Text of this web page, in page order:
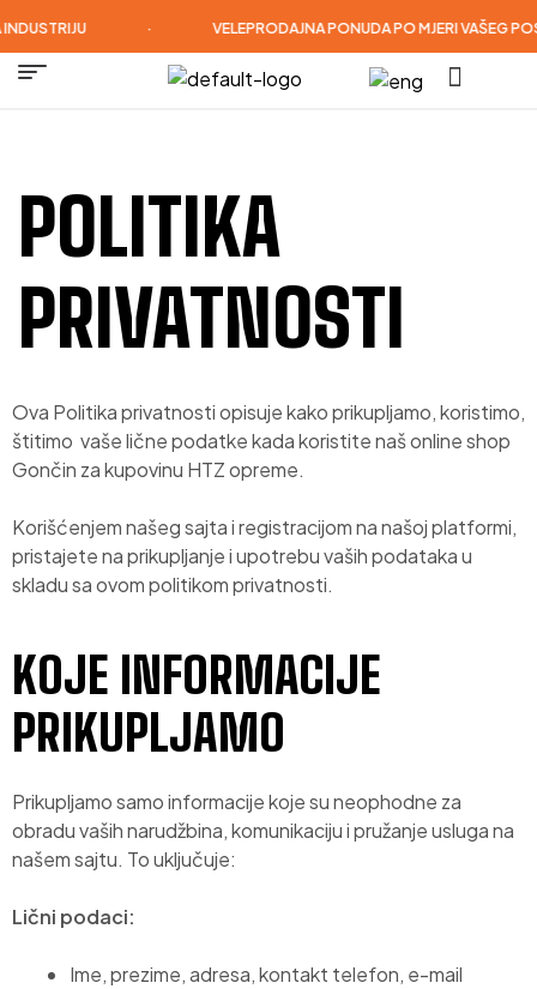
VELEPRODAJNA PONUDA PO MJERI VAŠEG
POLITIKA
PRIVATNOSTI
Ova Politika privatnosti opisuje kako prikupljamo, koristimo,
štitimo vaše lične podatke kada koristite naš online shop
Gončin za kupovinu HTZ opreme.
Korišćenjem našeg sajta i registracijom na našoj platformi,
pristajete na prikupljanje i upotrebu vaših podataka u
skladu sa ovom politikom privatnosti.
KOJE INFORMACIJE
PRIKUPLJAMO
Prikupljamo samo informacije koje su neophodne za
obradu vaših narudžbina, komunikaciju i pružanje usluga na
našem sajtu. To uključuje:
Lični podaci:
Ime, prezime, adresa, kontakt telefon, e-mail